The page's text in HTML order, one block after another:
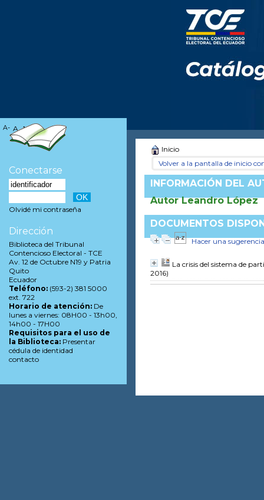
Inicio
Volver a la pantalla de inicio
INFORMACIÓN DEL
Autor Leandro López
DOCUMENTOS
Hacer una sugerencia
La crisis del sistema de
2016)
A- A A+
Conectarse
Olvidé mi contraseña
Dirección
Biblioteca del Tribunal
Contencioso Electoral - TCE
Av. 12 de Octubre N19 y Patria
Quito
Ecuador
Teléfono: (593-2) 381 5000
ext. 722
Horario de atención: De
lunes a viernes: 08H00 - 13h00,
14h00 - 17H00
Requisitos para el uso de
la Biblioteca: Presentar
cédula de identidad
contacto